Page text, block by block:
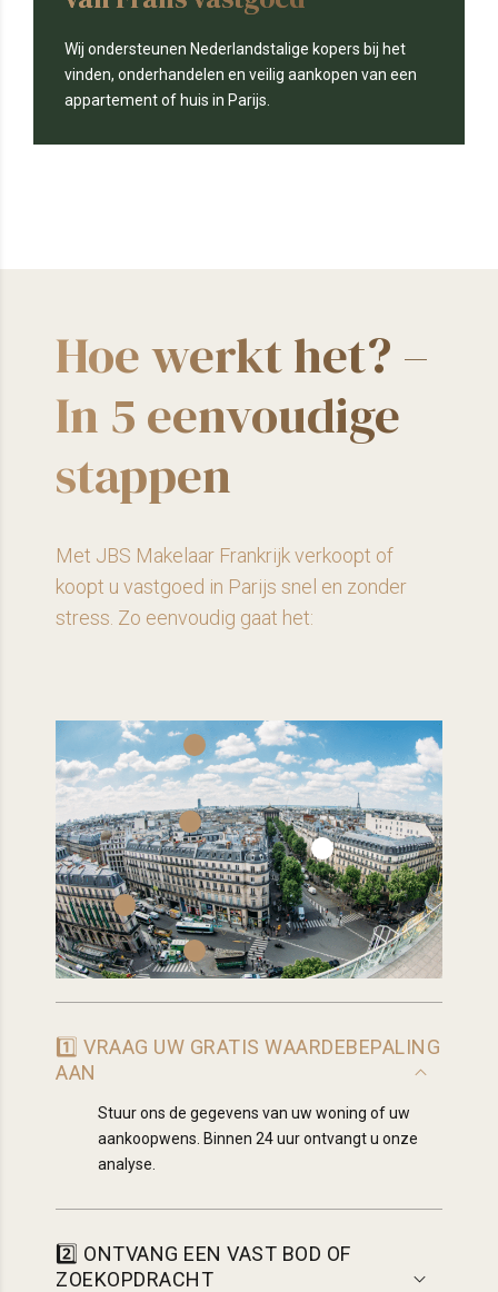
Wij ondersteunen Nederlandstalige kopers bij het
vinden, onderhandelen en veilig aankopen van een
appartement of huis in Parijs.
Hoe werkt het? –
In 5 eenvoudige
stappen
Met JBS Makelaar Frankrijk verkoopt of
koopt u vastgoed in Parijs snel en zonder
stress. Zo eenvoudig gaat het:
1️⃣ VRAAG UW GRATIS WAARDEBEPALING
AAN
Stuur ons de gegevens van uw woning of uw
aankoopwens. Binnen 24 uur ontvangt u onze
analyse.
2️⃣ ONTVANG EEN VAST BOD OF
ZOEKOPDRACHT